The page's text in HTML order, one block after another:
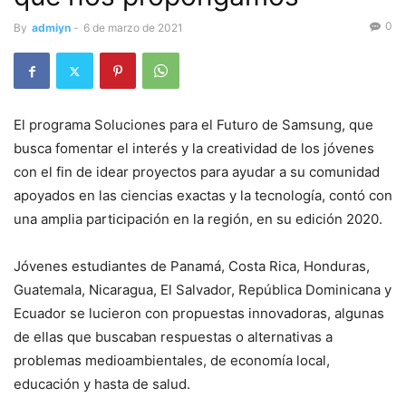
By admiyn - 6 de marzo de 2021 0
El programa Soluciones para el Futuro de Samsung, que
busca fomentar el interés y la creatividad de los jóvenes
con el fin de idear proyectos para ayudar a su comunidad
apoyados en las ciencias exactas y la tecnología, contó con
una amplia participación en la región, en su edición 2020.
Jóvenes estudiantes de Panamá, Costa Rica, Honduras,
Guatemala, Nicaragua, El Salvador, República Dominicana y
Ecuador se lucieron con propuestas innovadoras, algunas
de ellas que buscaban respuestas o alternativas a
problemas medioambientales, de economía local,
educación y hasta de salud.